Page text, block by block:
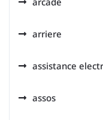
arriere
assistance
assos